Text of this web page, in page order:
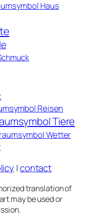
Haus
Reisen
Tiere
Wetter
|contact
translation of
may be used or